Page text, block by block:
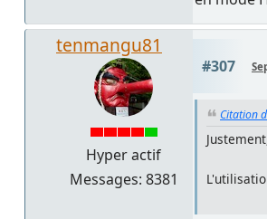
tenmangu81
Hyper actif
Messages: 8381
#307
Citation